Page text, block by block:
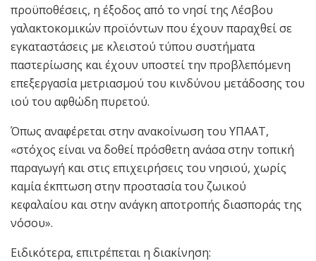
προϋποθέσεις, η έξοδος από το νησί της Λέσβου
γαλακτοκομικών προϊόντων που έχουν παραχθεί σε
εγκαταστάσεις με κλειστού τύπου συστήματα
παστερίωσης και έχουν υποστεί την προβλεπόμενη
επεξεργασία μετριασμού του κινδύνου μετάδοσης του
ιού του αφθώδη πυρετού.
Όπως αναφέρεται στην ανακοίνωση του ΥΠΑΑΤ,
«στόχος είναι να δοθεί πρόσθετη ανάσα στην τοπική
παραγωγή και στις επιχειρήσεις του νησιού, χωρίς
καμία έκπτωση στην προστασία του ζωικού
κεφαλαίου και στην ανάγκη αποτροπής διασποράς της
νόσου».
Ειδικότερα, επιτρέπεται η διακίνηση: